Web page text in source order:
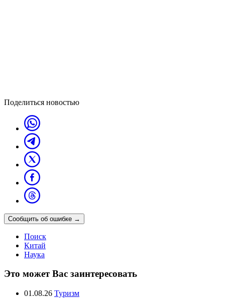
Поделиться новостью
Сообщить об ошибке →
Поиск
Китай
Наука
Это может Вас заинтересовать
01.08.26 Туризм